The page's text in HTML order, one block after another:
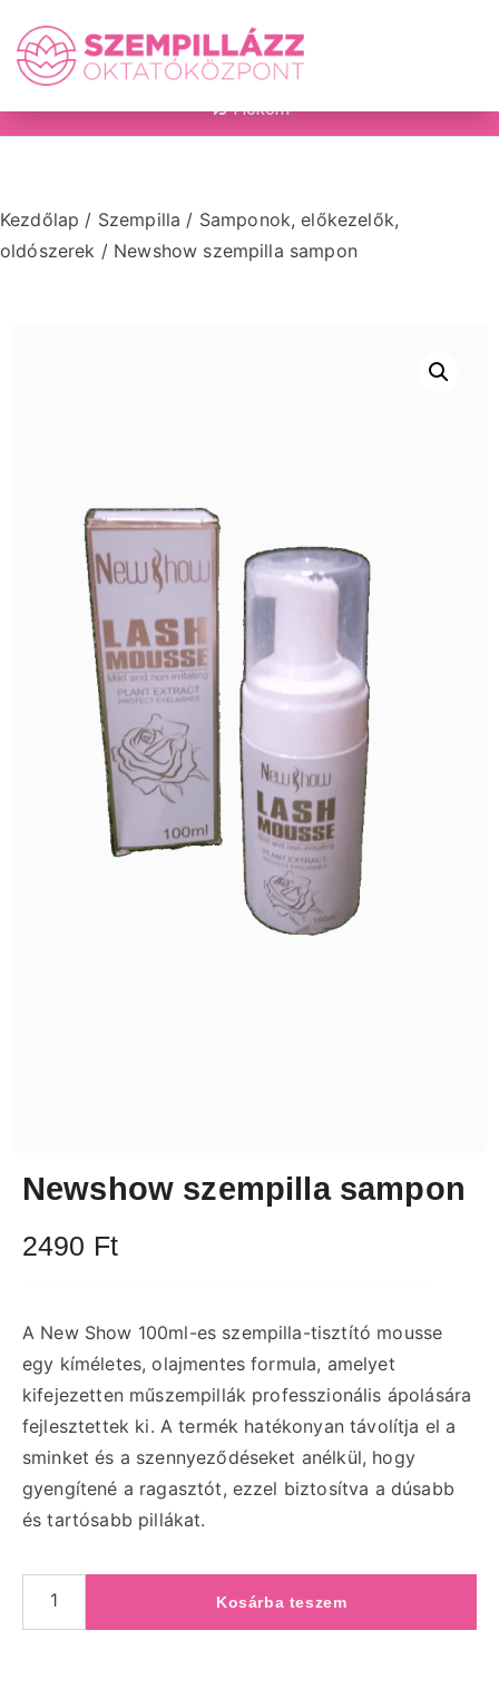
Fiókom
Kezdőlap / Szempilla / Samponok, előkezelők,
oldószerek / Newshow szempilla sampon
Newshow szempilla sampon
2490 Ft
A New Show 100ml-es szempilla-tisztító mousse
egy kíméletes, olajmentes formula, amelyet
kifejezetten műszempillák professzionális ápolására
fejlesztettek ki. A termék hatékonyan távolítja el a
sminket és a szennyeződéseket anélkül, hogy
gyengítené a ragasztót, ezzel biztosítva a dúsabb
és tartósabb pillákat.
Kosárba teszem